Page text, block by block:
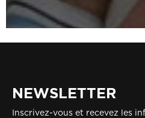
NEWSLETTER
Inscrivez-vous et recevez les